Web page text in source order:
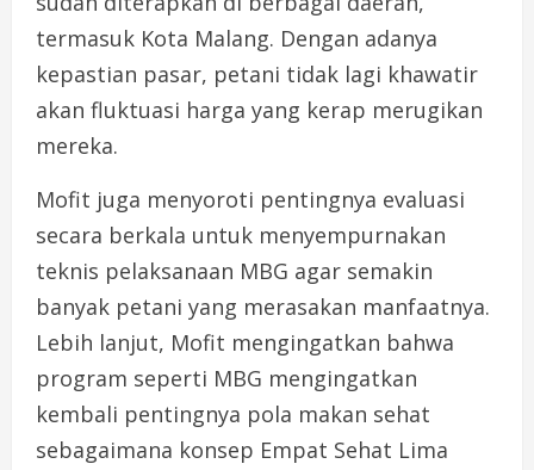
termasuk Kota Malang. Dengan adanya
kepastian pasar, petani tidak lagi khawatir
akan fluktuasi harga yang kerap merugikan
mereka.
Mofit juga menyoroti pentingnya evaluasi
secara berkala untuk menyempurnakan
teknis pelaksanaan MBG agar semakin
banyak petani yang merasakan manfaatnya.
Lebih lanjut, Mofit mengingatkan bahwa
program seperti MBG mengingatkan
kembali pentingnya pola makan sehat
sebagaimana konsep Empat Sehat Lima